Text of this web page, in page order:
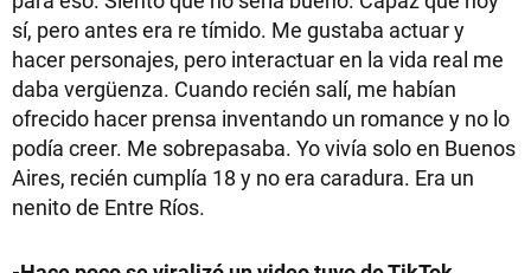
sí, pero antes era re tímido. Me gustaba actuar y
hacer personajes, pero interactuar en la vida real me
daba vergüenza. Cuando recién salí, me habían
ofrecido hacer prensa inventando un romance y no lo
podía creer. Me sobrepasaba. Yo vivía solo en Buenos
Aires, recién cumplía 18 y no era caradura. Era un
nenito de Entre Ríos.